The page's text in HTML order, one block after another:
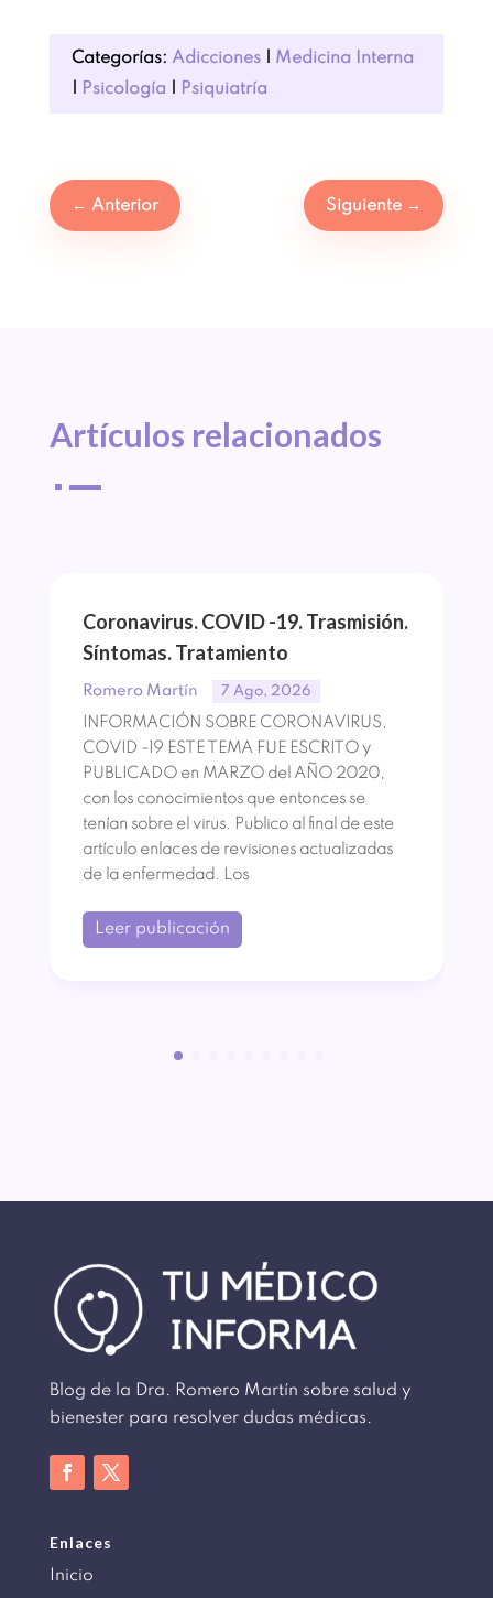
Categorías: Adicciones| Medicina Interna
Psicología Psiquiatría
← Anterior Siguiente →
Artículos relacionados
^
Coronavirus. COVID -19. Trasmisión.
Síntomas. Tratamiento
Romero Martín 7 Ago, 2026
INFORMACIÓN SOBRE CORONAVIRUS,
COVID -19 ESTE TEMA FUE ESCRITO y
PUBLICADO en MARZO del AÑO 2020,
con los conocimientos que entonces se
tenían sobre el virus. Publico al final de este
artículo enlaces de revisiones actualizadas
de la enfermedad. Los
Leer publicación
Blog de la Dra. Romero Martín sobre salud y
bienester para resolver dudas médicas.
Enlaces
Inicio